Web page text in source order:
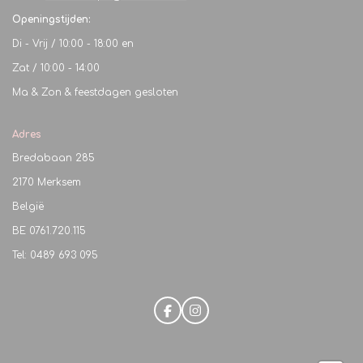
Openingstijden:
Di - Vrij / 10:00 - 18:00 en
Zat / 10:00 - 14:00
Ma & Zon & feestdagen gesloten
Adres
Bredabaan 285
2170 Merksem
België
BE 0761.720.115
Tel: 0489 693 095
F
a
I
n